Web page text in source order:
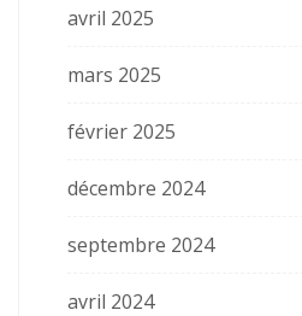
avril 2025
mars 2025
février 2025
décembre 2024
septembre 2024
avril 2024